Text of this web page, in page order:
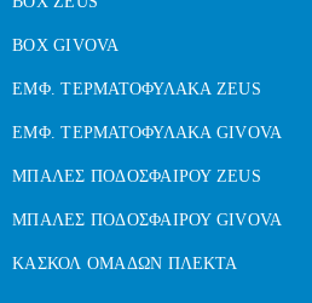
BOX GIVOVA
ΕΜΦ. ΤΕΡΜΑΤΟΦΥΛΑΚΑ ZEUS
ΕΜΦ. ΤΕΡΜΑΤΟΦΥΛΑΚΑ GIVOVA
ΜΠΑΛΕΣ ΠΟΔΟΣΦΑΙΡΟΥ ZEUS
ΜΠΑΛΕΣ ΠΟΔΟΣΦΑΙΡΟΥ GIVOVA
ΚΑΣΚΟΛ ΟΜΑΔΩΝ ΠΛΕΚΤΑ